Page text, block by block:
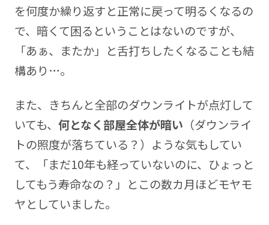
を何度か繰り返すと正常に戻って明るくなるの
で、暗くて困るということはないのですが、
「あぁ、またか」と舌打ちしたくなることも結
構あり…。
また、きちんと全部のダウンライトが点灯して
いても、 何となく部屋全体が暗い （ダウンライ
トの照度が落ちている？）ような気もしてい
て、「まだ10年も経っていないのに、ひょっと
してもう寿命なの？」とこの数カ月ほどモヤモ
ヤとしていました。